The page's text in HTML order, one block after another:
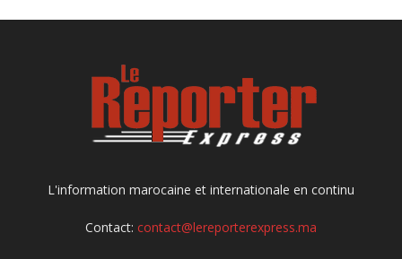
L'information marocaine et internationale en continu
Contact: contact@lereporterexpress.ma